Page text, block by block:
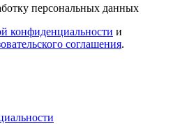
персональных данных
конфиденциальности и
соглашения.